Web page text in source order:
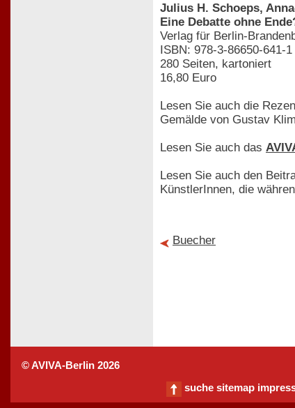
Julius H. Schoeps,
Eine Debatte ohne
Verlag für Berlin-
ISBN: 978-3-86650-641-1
280 Seiten, kartoniert
16,80 Euro
Lesen Sie auch die
Gemälde von Gustav
Lesen Sie auch das
Lesen Sie auch den
KünstlerInnen, die
Buecher
© AVIVA-Berlin 2026
suche sitemap